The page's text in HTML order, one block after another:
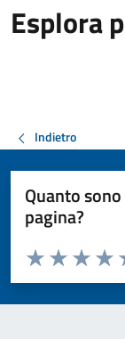
Esplora
Indietro
Quanto
pagina?
Valuta da 1 a 5
Valuta 3
Valuta 2
Valuta 1 stelle